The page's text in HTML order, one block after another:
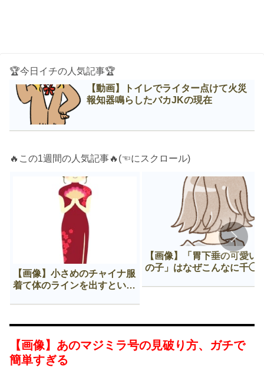
🏆今日イチの人気記事🏆
【動画】トイレでライター点けて火災
報知器鳴らしたバカJKの現在
🔥この1週間の人気記事🔥(☜にスクロール)
【画像】小さめのチャイナ服
着て体のラインを出すという
【画像】「胃下垂の可愛い
の子」はなぜこんなに千◯
【画像】あのマジミラ号の見破り方、ガチで
簡単すぎる